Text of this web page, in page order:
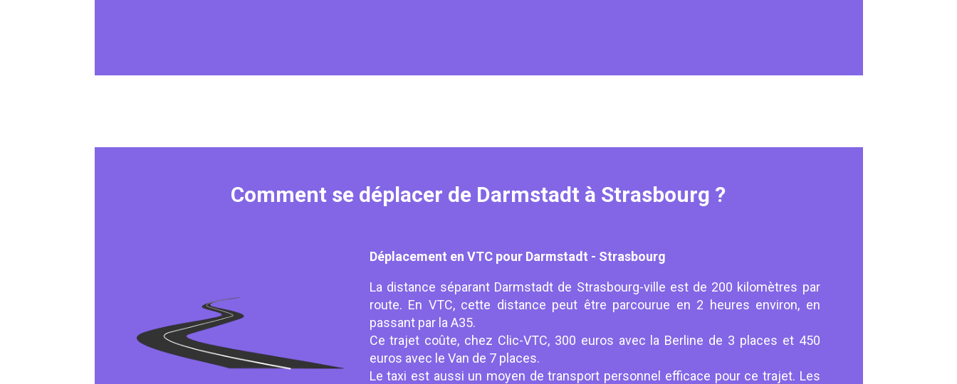
Comment se déplacer de Darmstadt à Strasbourg ?
Déplacement en VTC pour Darmstadt - Strasbourg
La distance séparant Darmstadt de Strasbourg-ville est de 200 kilomètres par
route. En VTC, cette distance peut être parcourue en 2 heures environ, en
passant par la A35.
Ce trajet coûte, chez Clic-VTC, 300 euros avec la Berline de 3 places et 450
euros avec le Van de 7 places.
Le taxi est aussi un moyen de transport personnel efficace pour ce trajet. Les